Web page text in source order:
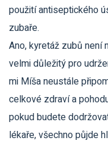
použití antiseptického
zubaře.
Ano, kyretáž zubů není
velmi důležitý pro
mi Míša neustále
celkové zdraví a
pokud budete
lékaře, všechno půjde